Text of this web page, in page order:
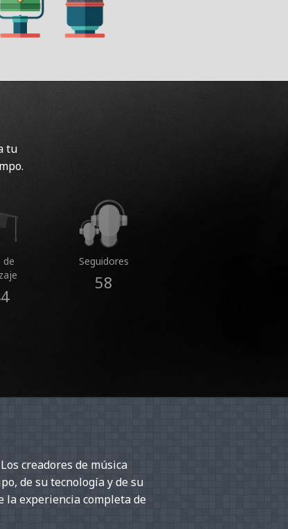
tu
de
Seguidores
58
creadores de música
de su tecnología y de su
la experiencia completa de